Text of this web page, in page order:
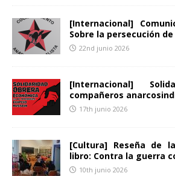
[Internacional]
Sobre la persecución de
22nd junio 2026
[Internacional]
compañeros
17th junio 2026
[Cultura] Reseña de
libro: Contra la guerra
10th junio 2026